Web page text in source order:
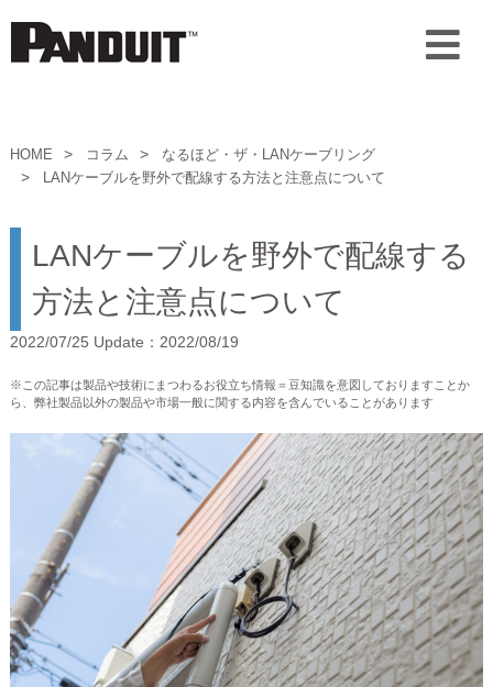
HOME コラム
なるほど・ザ・LANケーブリング
LANケーブルを野外で配線する方法と注意点について
LANケーブルを野外で配線する
方法と注意点について
2022/07/25 Update：2022/08/19
※この記事は製品や技術にまつわるお役立ち情報＝豆知識を意図しておりますことか
ら、弊社製品以外の製品や市場一般に関する内容を含んでいることがあります